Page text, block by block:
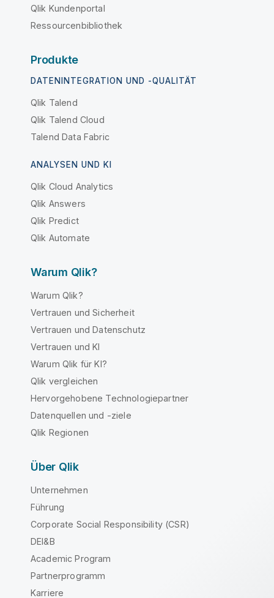
Qlik Kundenportal
Ressourcenbibliothek
Produkte
DATENINTEGRATION UND -QUALITÄT
Qlik Talend
Qlik Talend Cloud
Talend Data Fabric
ANALYSEN UND KI
Qlik Cloud Analytics
Qlik Answers
Qlik Predict
Qlik Automate
Warum Qlik?
Warum Qlik?
Vertrauen und Sicherheit
Vertrauen und Datenschutz
Vertrauen und KI
Warum Qlik für KI?
Qlik vergleichen
Hervorgehobene Technologiepartner
Datenquellen und -ziele
Qlik Regionen
Über Qlik
Unternehmen
Führung
Corporate Social Responsibility (CSR)
DEI&B
Academic Program
Partnerprogramm
Karriere